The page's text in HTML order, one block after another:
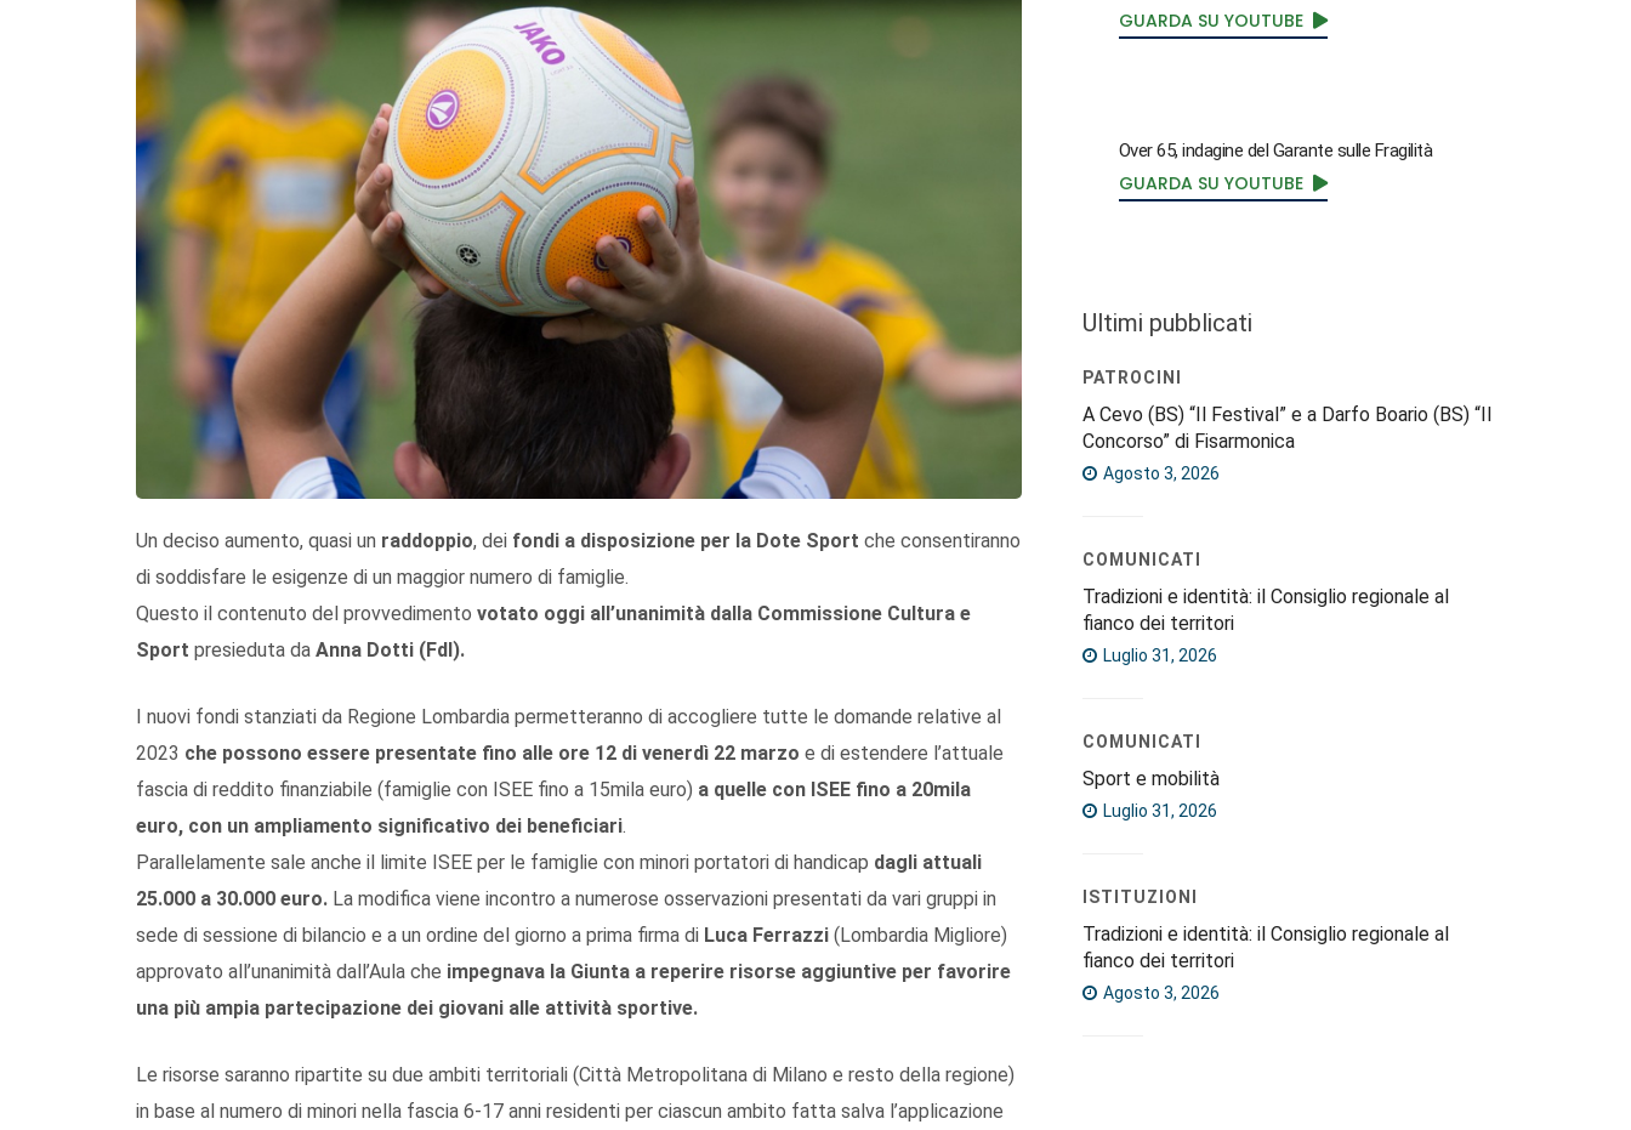
Un deciso aumento, quasi un raddoppio, dei fondi a disposizione per la Dote Sport che consentiranno
di soddisfare le esigenze di un maggior numero di famiglie.
Questo il contenuto del provvedimento votato oggi all’unanimità dalla Commissione Cultura e
Sport presieduta da Anna Dotti (FdI).
I nuovi fondi stanziati da Regione Lombardia permetteranno di accogliere tutte le domande relative al
2023 che possono essere presentate fino alle ore 12 di venerdì 22 marzo e di estendere l’attuale
fascia di reddito finanziabile (famiglie con ISEE fino a 15mila euro) a quelle con ISEE fino a 20mila
euro, con un ampliamento significativo dei beneficiari.
Parallelamente sale anche il limite ISEE per le famiglie con minori portatori di handicap dagli attuali
25.000 a 30.000 euro. La modifica viene incontro a numerose osservazioni presentati da vari gruppi in
sede di sessione di bilancio e a un ordine del giorno a prima firma di Luca Ferrazzi (Lombardia Migliore)
approvato all’unanimità dall’Aula che impegnava la Giunta a reperire risorse aggiuntive per favorire
una più ampia partecipazione dei giovani alle attività sportive.
Le risorse saranno ripartite su due ambiti territoriali (Città Metropolitana di Milano e resto della regione)
in base al numero di minori nella fascia 6-17 anni residenti per ciascun ambito fatta salva l’applicazione
GUARDA SU YOUTUBE
Over 65, indagine del Garante sulle Fragilità
GUARDA SU YOUTUBE
Ultimi pubblicati
PATROCINI
A Cevo (BS) “Il Festival” e a Darfo Boario (BS) “Il
Concorso” di Fisarmonica
Agosto 3, 2026
COMUNICATI
Tradizioni e identità: il Consiglio regionale al
fianco dei territori
Luglio 31, 2026
COMUNICATI
Sport e mobilità
Luglio 31, 2026
ISTITUZIONI
Tradizioni e identità: il Consiglio regionale al
fianco dei territori
Agosto 3, 2026